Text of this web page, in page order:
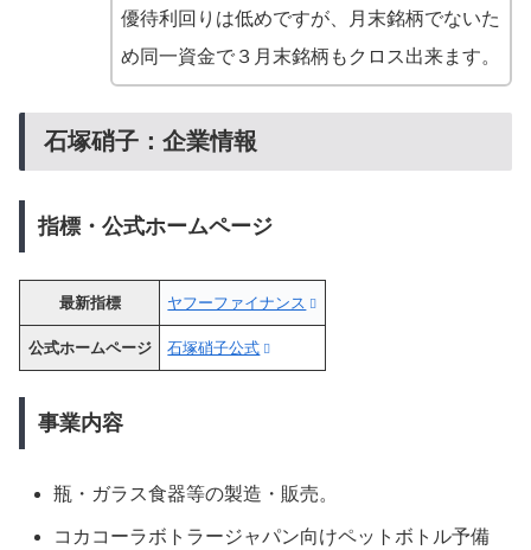
優待利回りは低めですが、月末銘柄でないた
め同一資金で３月末銘柄もクロス出来ます。
石塚硝子：企業情報
指標・公式ホームページ
最新指標 ヤフーファイナンス
公式ホームページ 石塚硝子公式
事業内容
瓶・ガラス食器等の製造・販売。
コカコーラボトラージャパン向けペットボトル予備